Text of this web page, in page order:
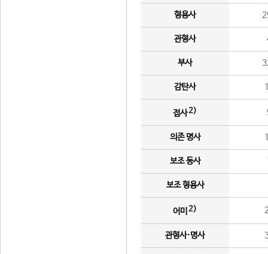
형용사
관형사
부사
감탄사
접사2)
의존 명사
보조 동사
보조 형용사
어미 2)
관형사·명사